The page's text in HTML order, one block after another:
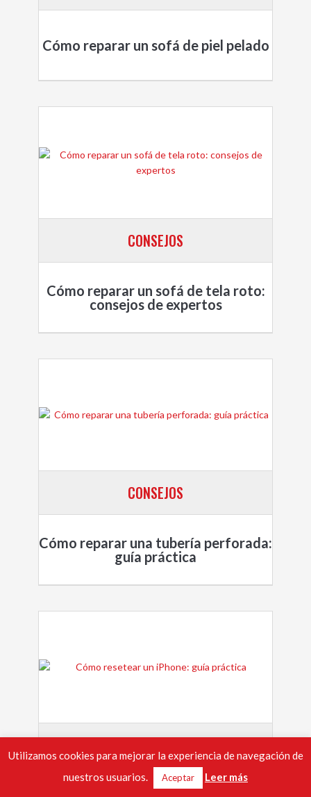
Cómo reparar un sofá de piel pelado
CONSEJOS
Cómo reparar un sofá de tela roto:
consejos de expertos
CONSEJOS
Cómo reparar una tubería perforada:
guía práctica
Utilizamos cookies para mejorar la experiencia de navegación de
nuestros usuarios.
Aceptar Leer más